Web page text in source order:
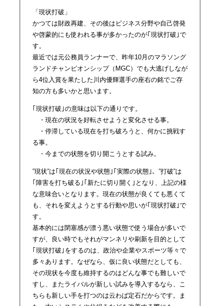
「現状打破」
かつては財政再建、その後はビジネス分野や自己啓発
や啓蒙的にも使われる事が多かったのが｢現状打破｣で
す。
最近では元公務員ランナーで、昨年10月のマラソング
ランドチャンピオンシップ（MGC）でも大逃げしなが
ら4位入賞を果たした川内優輝選手の座右の銘でご存
知の方も多いかと思います。
｢現状打破｣の意味は以下の通りです。
・現在の状況を好転させようと変化させる事。
・停滞している現在を打ち破ろうと、何かに挑戦す
る事。
・今までの状態を切り開こうとする試み。
”現状”は｢現在の状況や状態｣｢実際の状態｣、”打破”は
｢障害を打ち破る｣｢新たに切り開く｣となり、上記の様
な意味合いとなります。現在の状態が良くても悪くて
も、それを変えようとする行動や思いが｢現状打破｣で
す。
基本的には閉塞感が漂う悪い状態で使う場合が多いで
すが、良い時でもそれがマンネリや刷新を目的として
｢現状打破｣をするのは、政治や企業やスポーツ等々で
多々あります。なぜなら、仮に良い状態だとしても、
その現状を今度も維持するのはどんな事でも難しいで
すし、またライバルが新しい試みを導入するなら、こ
ちらも新しい手を打つのは云わば定石だからです。ま